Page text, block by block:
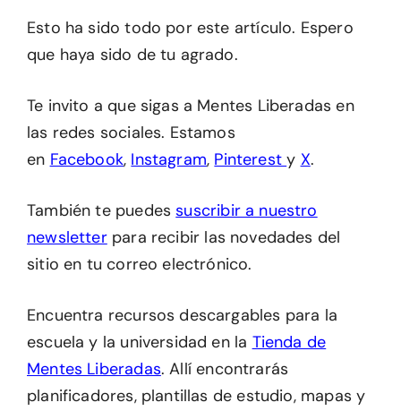
Esto ha sido todo por este artículo. Espero
que haya sido de tu agrado.
Te invito a que sigas a Mentes Liberadas en
las redes sociales. Estamos
en Facebook, Instagram, Pinteresty X.
También te puedessuscribir a nuestro
newsletterpara recibir las novedades del
sitio en tu correo electrónico.
Encuentra recursos descargables para la
escuela y la universidad en la Tienda de
Mentes Liberadas. Allí encontrarás
planificadores, plantillas de estudio, mapas y